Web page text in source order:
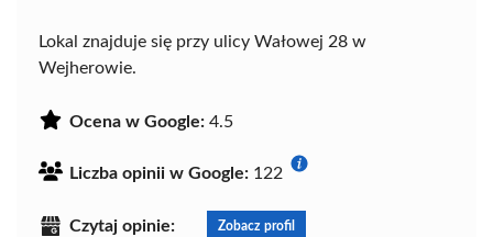
Lokal znajduje się przy ulicy Wałowej 28 w
Wejherowie.
Ocena w Google: 4.5
Liczba opinii w Google: 122
Czytaj opinie: Zobacz profil